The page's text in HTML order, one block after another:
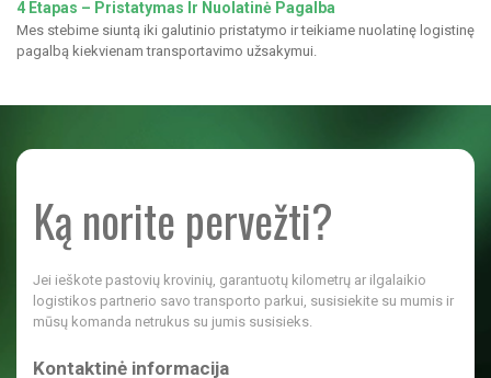
4 Etapas – Pristatymas Ir Nuolatinė Pagalba
Mes stebime siuntą iki galutinio pristatymo ir teikiame nuolatinę logistinę
pagalbą kiekvienam transportavimo užsakymui.
Ką norite pervežti?
Jei ieškote pastovių krovinių, garantuotų kilometrų ar ilgalaikio
logistikos partnerio savo transporto parkui, susisiekite su mumis ir
mūsų komanda netrukus su jumis susisieks.
Kontaktinė informacija